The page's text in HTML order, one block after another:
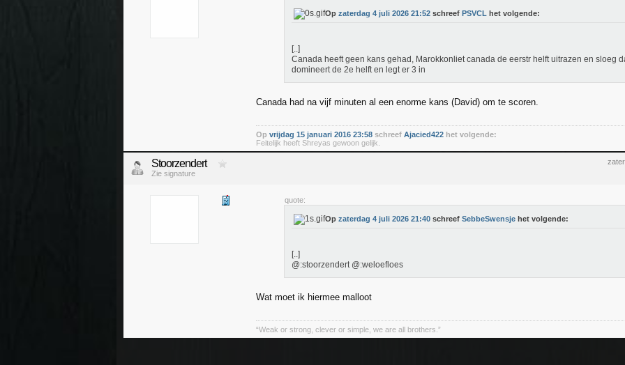
Op zaterdag 4 juli 2026 21:52 schreef PSVCL het volgende:
[..]
Canada heeft geen kans gehad, Marokkonliet canada de eerstr helft uitrazen en sloeg
domineert de 2e helft en legt er 3 in
Canada had na vijf minuten al een enorme kans (David) om te scoren.
Op vrijdag 15 januari 2016 23:58 schreef Ajacied422 het volgende:
Feitelijk heeft Shreyas gewoon gelijk.
Stoorzendert
Zie signature
quote:
Op zaterdag 4 juli 2026 21:40 schreef SebbeSwensje het volgende:
[..]
@:stoorzendert @:weloefloes
Wat moet ik hiermee malloot
“Weak or strong, clever or simple, we are all brothers.”